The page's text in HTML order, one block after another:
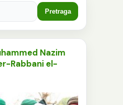
Nazim
Rabbani el-